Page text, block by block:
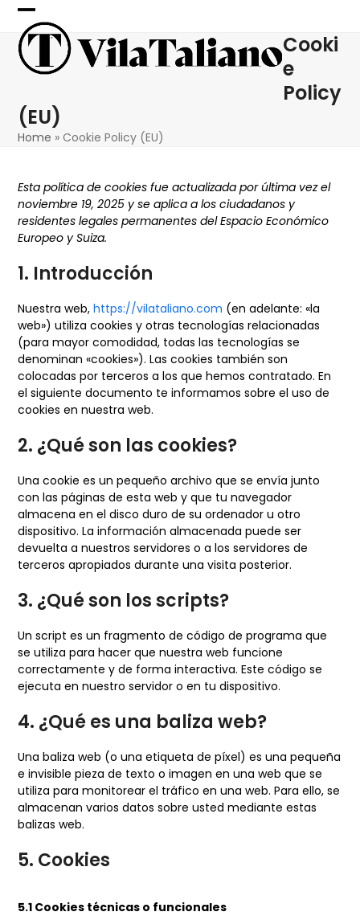
Skip
content
Open
mobile
menu
Close
mobile
menu
Cooki
e
Policy
(EU)
Home » Cookie Policy (EU)
Esta política de cookies fue actualizada por última vez el
noviembre 19, 2025 y se aplica a los ciudadanos y
residentes legales permanentes del Espacio Económico
Europeo y Suiza.
1. Introducción
Nuestra web,https://vilataliano.com (en adelante: «la
web») utiliza cookies y otras tecnologías relacionadas
(para mayor comodidad, todas las tecnologías se
denominan «cookies»). Las cookies también son
colocadas por terceros a los que hemos contratado. En
el siguiente documento te informamos sobre el uso de
cookies en nuestra web.
2. ¿Qué son las cookies?
Una cookie es un pequeño archivo que se envía junto
con las páginas de esta web y que tu navegador
almacena en el disco duro de su ordenador u otro
dispositivo. La información almacenada puede ser
devuelta a nuestros servidores o a los servidores de
terceros apropiados durante una visita posterior.
3. ¿Qué son los scripts?
Un script es un fragmento de código de programa que
se utiliza para hacer que nuestra web funcione
correctamente y de forma interactiva. Este código se
ejecuta en nuestro servidor o en tu dispositivo.
4. ¿Qué es una baliza web?
Una baliza web (o una etiqueta de píxel) es una pequeña
e invisible pieza de texto o imagen en una web que se
utiliza para monitorear el tráfico en una web. Para ello, se
almacenan varios datos sobre usted mediante estas
balizas web.
5. Cookies
5.1 Cookies técnicas o funcionales